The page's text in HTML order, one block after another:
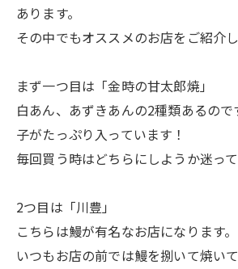
あります。
その中でもオススメのお店をご紹介
まず一つ目は「金時の甘太郎焼」
白あん、あずきあんの2種類あるの
子がたっぷり入っています！
毎回買う時はどちらにしようか迷っ
2つ目は「川豊」
こちらは鰻が有名なお店になります。
いつもお店の前では鰻を捌いて焼い